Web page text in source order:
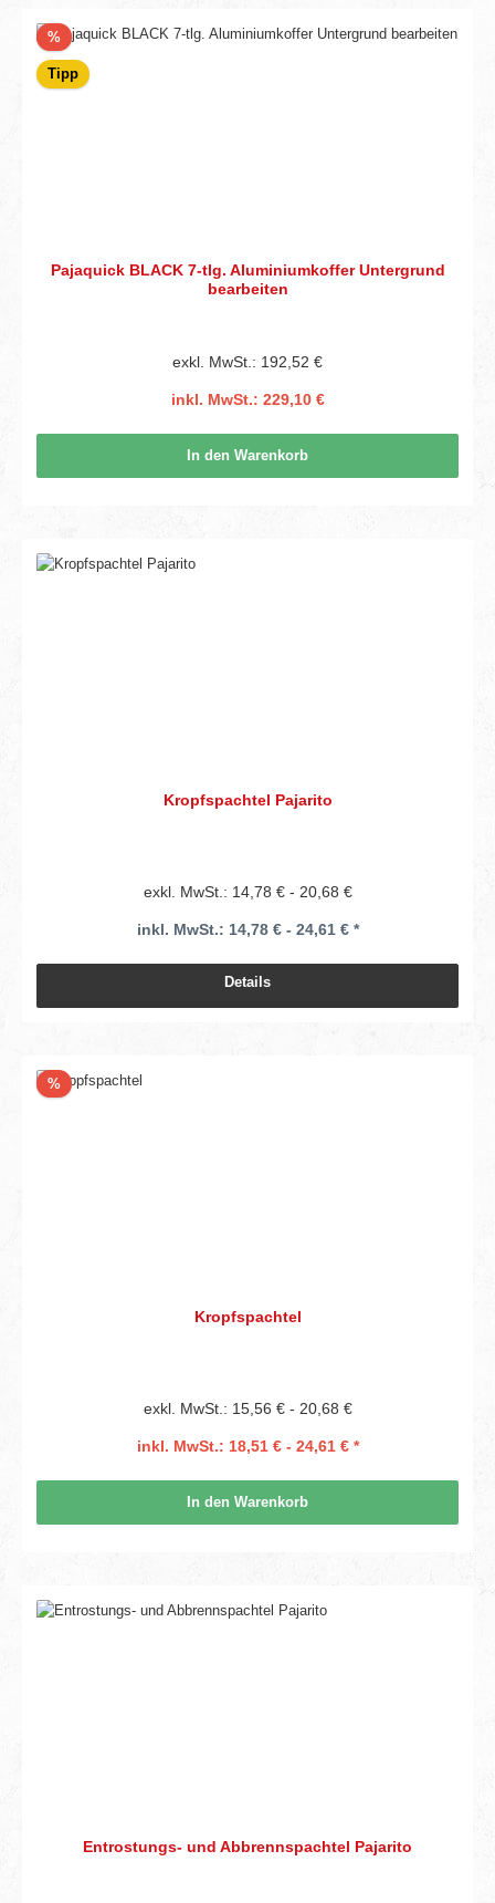
%Rabatt
Tipp
Pajaquick BLACK 7-tlg. Aluminiumkoffer Untergrund
bearbeiten
exkl. MwSt.: 192,52 €
inkl. MwSt.: 229,10 €
In den Warenkorb
Kropfspachtel Pajarito
exkl. MwSt.: 14,78 € - 20,68 €
inkl. MwSt.: 14,78 € - 24,61 € *
Details
%Rabatt
Kropfspachtel
exkl. MwSt.: 15,56 € - 20,68 €
inkl. MwSt.: 18,51 € - 24,61 € *
In den Warenkorb
Entrostungs- und Abbrennspachtel Pajarito